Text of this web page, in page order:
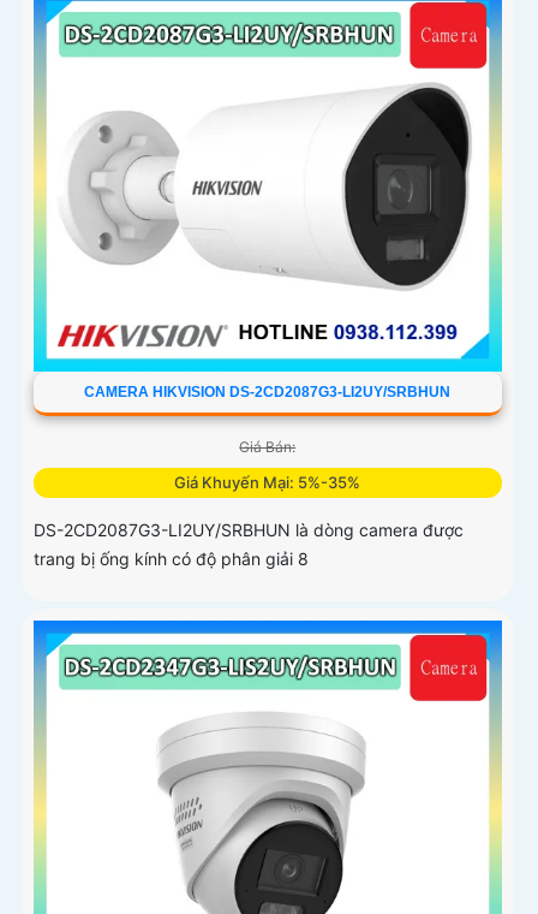
đàm thoại 2 chiều, ống kính 4
CAMERA HIKVISION DS-2CD2087G3-LI2UY/SRBHUN
Giá Bán:
Giá Khuyến Mại: 5%-35%
DS-2CD2087G3-LI2UY/SRBHUN là dòng camera được
trang bị ống kính có độ phân giải 8